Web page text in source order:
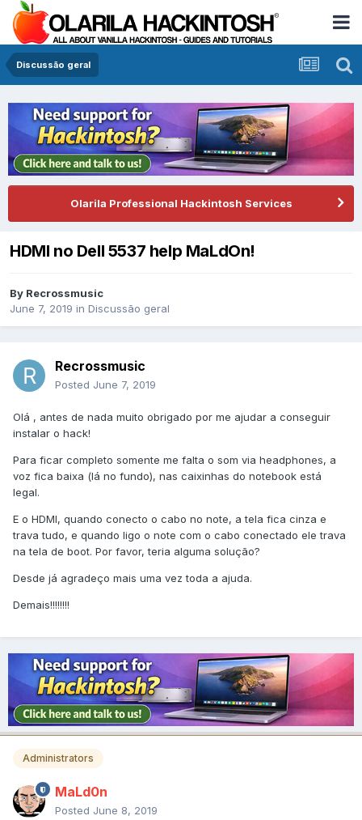
Discussão geral
Olarila Professional Hackintosh Services
HDMI no Dell 5537 help MaLdOn!
By Recrossmusic
June 7, 2019 in Discussão geral
Recrossmusic
Posted June 7, 2019
Olá , antes de nada muito obrigado por me ajudar a conseguir
instalar o hack!
Para ficar completo somente me falta o som via headphones, a
voz fica baixa (lá no fundo), nas caixinhas do notebook está
legal.
E o HDMI, quando conecto o cabo no note, a tela fica cinza e
trava tudo, e quando ligo o note com o cabo conectado ele trava
na tela de boot. Por favor, teria alguma solução?
Desde já agradeço mais uma vez toda a ajuda.
Demais!!!!!!!!
Administrators
MaLd0n
Posted June 8, 2019